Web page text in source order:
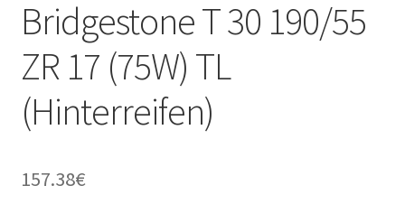
Bridgestone T 30 190/55
ZR 17 (75W) TL
(Hinterreifen)
157.38€